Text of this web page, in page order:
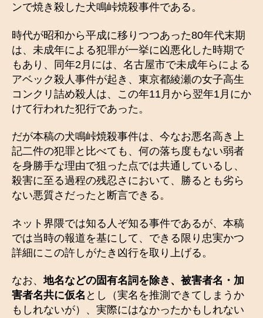
ンで焼き殺した犬鳴峠焼殺事件である。
時代が昭和から平成に移りつつあった80年代末期
は、未成年による犯罪が一挙に凶悪化した時期で
もあり、同年2月には、名古屋市で未成年らによる
アベック殺人事件が起き、東京都綾瀬の女子高生
コンクリ詰め殺人は、この年11月から翌年1月にか
けて行われた犯行であった。
だが本稿の犬鳴峠焼殺事件は、今なお悪名高き上
記二件の犯罪と比べても、何の落ち度もない弱者
を身勝手な理由で狙った点では共通しているし、
殺害に至る過程の残忍さにおいて、勝るとも劣ら
ない悪質さだったと断言できる。
ネット界隈では知る人ぞ知る事件であるが、本稿
では当時の報道を基にして、できる限り忠実かつ
詳細にこの許しがたき凶行を取り上げる。
なお、地名などの固有名詞を除き、被害者名・加
害者名共に仮名 とし（実名を推測できてしまうか
もしれないが）、実際にはなかったかもしれない